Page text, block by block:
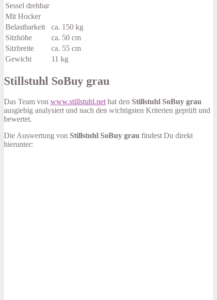
Sessel drehbar
Mit Hocker
Belastbarkeit
ca. 150 kg
Sitzhöhe
ca. 50 cm
Sitzbreite
ca. 55 cm
Gewicht
11 kg
Stillstuhl SoBuy grau
Das Team von www.stillstuhl.net hat den Stillstuhl SoBuy grau
ausgiebig analysiert und nach den wichtigsten Kriterien geprüft und
bewertet.
Die Auswertung von Stillstuhl SoBuy grau findest Du direkt
hierunter: